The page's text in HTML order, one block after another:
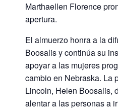
Marthaellen Florence
apertura.
El almuerzo honra a la
Boosalis y continúa su
apoyar a las mujeres
cambio en Nebraska. La
Lincoln, Helen Boosalis,
alentar a las personas a